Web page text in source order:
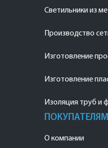
Светильники из
Производство
Изготовление
Изготовление
Изоляция труб и
ПОКУПАТЕЛЯМ
О компании